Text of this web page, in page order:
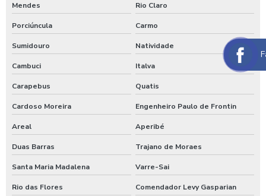
Lavagem de carros self service
Lavagem expressa
Lavagem expressa de carros
Lavagem de máquinas agrícolas
Lavagem self service de automóveis
Lavagem self service carros
Lavagem de trator
Mendes Rio Claro
Porciúncula Carmo
Sumidouro Natividade
Cambuci Italva
Carapebus Quatis
Cardoso Moreira Engenheiro Paulo de Frontin
Areal Aperibé
Duas Barras Trajano de Moraes
Santa Maria Madalena Varre-Sai
Rio das Flores Comendador Levy Gasparian